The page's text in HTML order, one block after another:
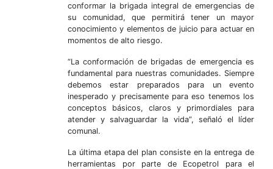
conformar la brigada integral de emergencias de
su comunidad, que permitirá tener un mayor
conocimiento y elementos de juicio para actuar en
momentos de alto riesgo.
“La conformación de brigadas de emergencia es
fundamental para nuestras comunidades. Siempre
debemos estar preparados para un evento
inesperado y precisamente para eso tenemos los
conceptos básicos, claros y primordiales para
atender y salvaguardar la vida”, señaló el líder
comunal.
La última etapa del plan consiste en la entrega de
herramientas por parte de Ecopetrol para el